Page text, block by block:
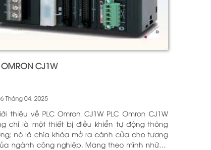
OMRON CJ1W
Tháng 04, 2025
về PLC Omron CJ1W PLC Omron CJ1W
chỉ là một thiết bị điều khiển tự động thông
nó là chìa khóa mở ra cánh cửa cho tương
ngành công nghiệp. Mang theo mình những